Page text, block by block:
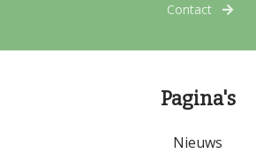
Contact
Pagina's
Nieuws